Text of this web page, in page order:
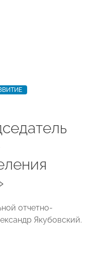
отчетно-
Якубовский.